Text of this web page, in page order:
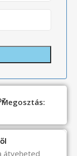
Megosztás:
átveheted